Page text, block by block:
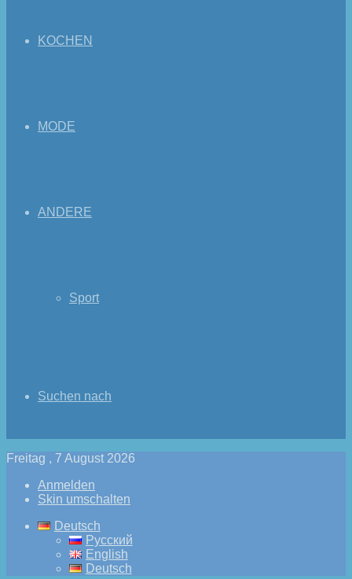
KOCHEN
MODE
ANDERE
Sport
Suchen nach
Freitag , 7 August 2026
Anmelden
Skin umschalten
Deutsch
Русский
English
Deutsch